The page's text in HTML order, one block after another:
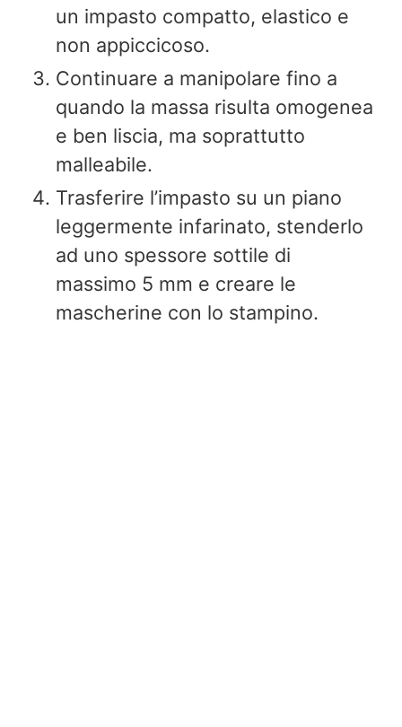
un impasto compatto, elastico e
non appiccicoso.
Continuare a manipolare fino a
quando la massa risulta omogenea
e ben liscia, ma soprattutto
malleabile.
Trasferire l’impasto su un piano
leggermente infarinato, stenderlo
ad uno spessore sottile di
massimo 5 mm e creare le
mascherine con lo stampino.